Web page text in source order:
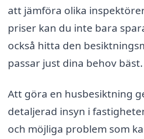
att jämföra olika
priser kan du inte bara
också hitta den
passar just dina behov bäst.
Att göra en husbesiktning
detaljerad insyn i
och möjliga problem som